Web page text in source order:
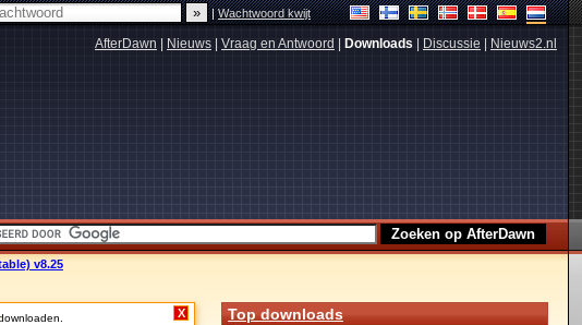
|Wachtwoord kwijt
AfterDawn Nieuws Vraag en Antwoord Downloads Discussie Nieuws2.nl
v8.25
X Top downloads